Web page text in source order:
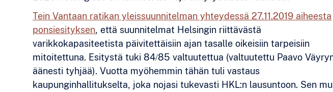
Tein Vantaan ratikan yleissuunnitelman yhteydessä 27.11.2019 aiheesta
ponsiesityksen, että suunnitelmat Helsingin riittävästä
varikkokapasiteetista päivitettäisiin ajan tasalle oikeisiin tarpeisiin
mitoitettuna. Esitystä tuki 84/85 valtuutettua (valtuutettu Paavo
äänesti tyhjää). Vuotta myöhemmin tähän tuli vastaus
kaupunginhallitukselta, joka nojasi tukevasti HKL:n lausuntoon. Sen